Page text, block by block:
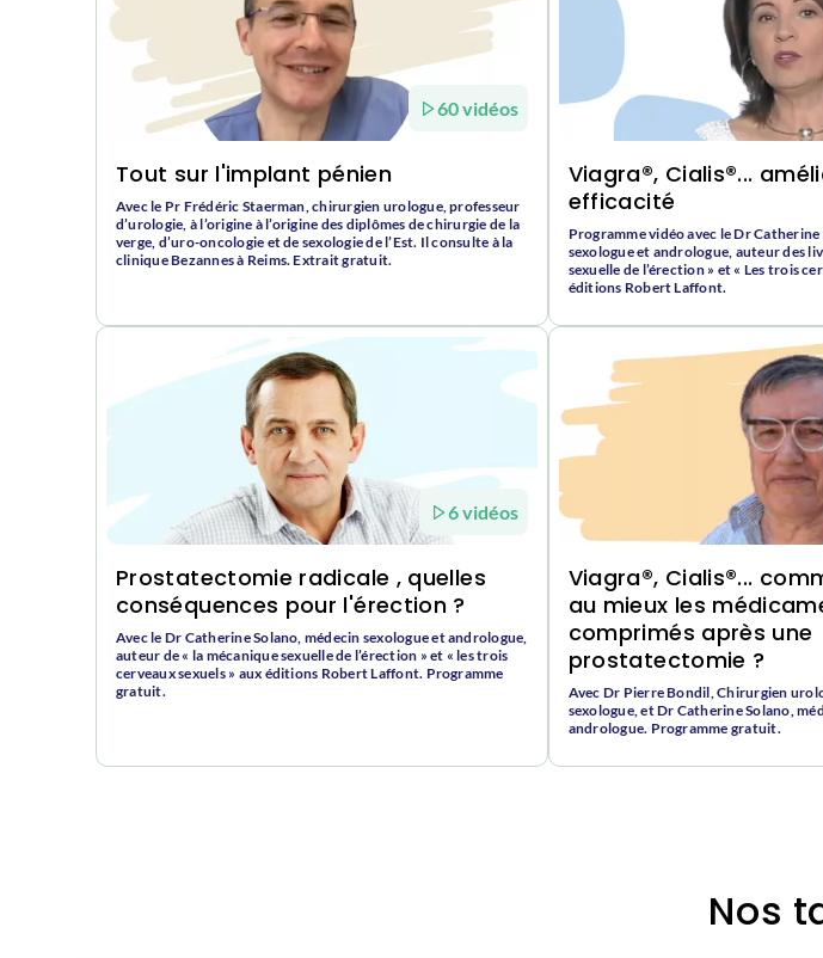
60 vidéos
Tout sur l'implant pénien
Avec le Pr Frédéric Staerman, chirurgien urologue, professeur
d’urologie, à l’origine à l’origine des diplômes de chirurgie de la
verge, d’uro-oncologie et de sexologie de l’Est. Il consulte à la
clinique Bezannes à Reims. Extrait gratuit.
Viagra®, Cialis®...
efficacité
Programme vidéo avec le Dr
sexologue et andrologue, auteur des
sexuelle de l’érection » et « Les trois
éditions Robert Laffont.
6 vidéos
Prostatectomie radicale , quelles
conséquences pour l'érection ?
Avec le Dr Catherine Solano, médecin sexologue et andrologue,
auteur de « la mécanique sexuelle de l’érection » et « les trois
cerveaux sexuels » aux éditions Robert Laffont. Programme
gratuit.
Viagra®, Cialis®...
au mieux les
comprimés après une
prostatectomie ?
Avec Dr Pierre Bondil, Chirurgien
sexologue, et Dr Catherine Solano,
andrologue. Programme gratuit.
Nos